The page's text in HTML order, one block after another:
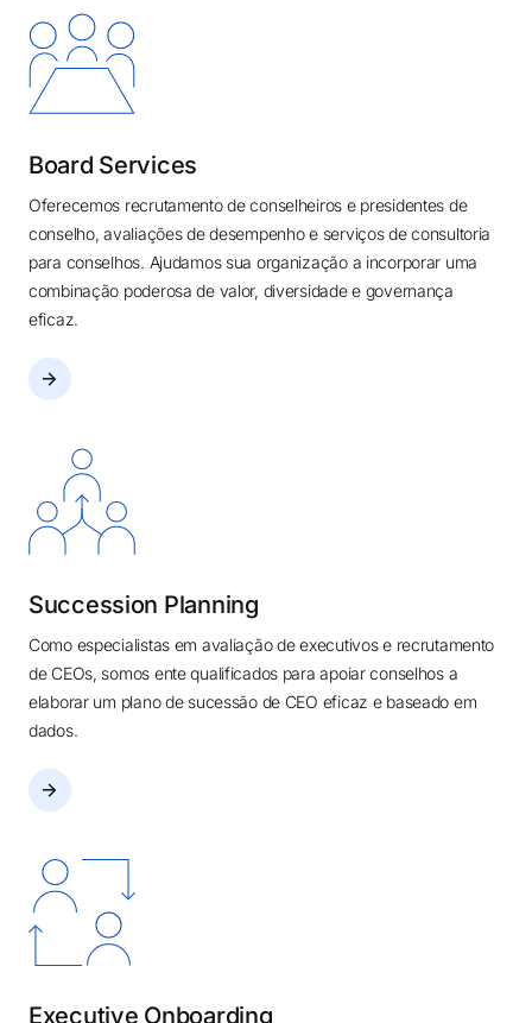
Board Services
Oferecemos recrutamento de conselheiros e presidentes de
conselho, avaliações de desempenho e serviços de consultoria
para conselhos. Ajudamos sua organização a incorporar uma
combinação poderosa de valor, diversidade e governança
eficaz.
Succession Planning
Como especialistas em avaliação de executivos e recrutamento
de CEOs, somos ente qualificados para apoiar conselhos a
elaborar um plano de sucessão de CEO eficaz e baseado em
dados.
Executive Onboarding